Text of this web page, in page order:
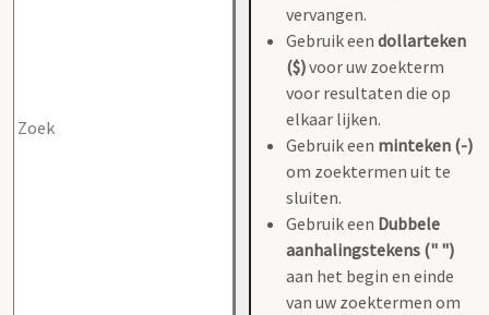
vervangen.
Gebruik een dollarteken
($)voor uw zoekterm
voor resultaten die op
elkaar lijken.
Gebruik een minteken (-)
om zoektermen uit te
sluiten.
Gebruik een Dubbele
aanhalingstekens (" ")
aan het begin en einde
van uw zoektermen om